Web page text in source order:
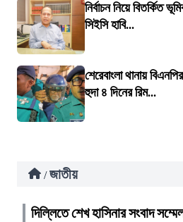
নির্বাচন নিয়ে বিতর্কিত
সিইসি হাবি...
শেরেবাংলা থানায়
হুদা ৪ দিনের রিম...
/ জাতীয়
দিল্লিতে শেখ হাসিনার সংবাদ